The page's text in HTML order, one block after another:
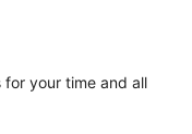
your time and all